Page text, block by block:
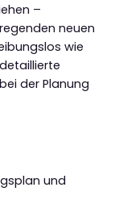
–
neuen
wie
der Planung
und